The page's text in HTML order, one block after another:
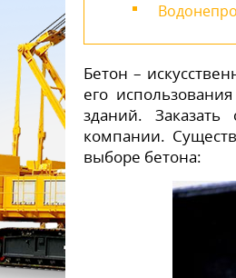
Бетон –
его
зданий. Заказать
компании.
выборе бетона: